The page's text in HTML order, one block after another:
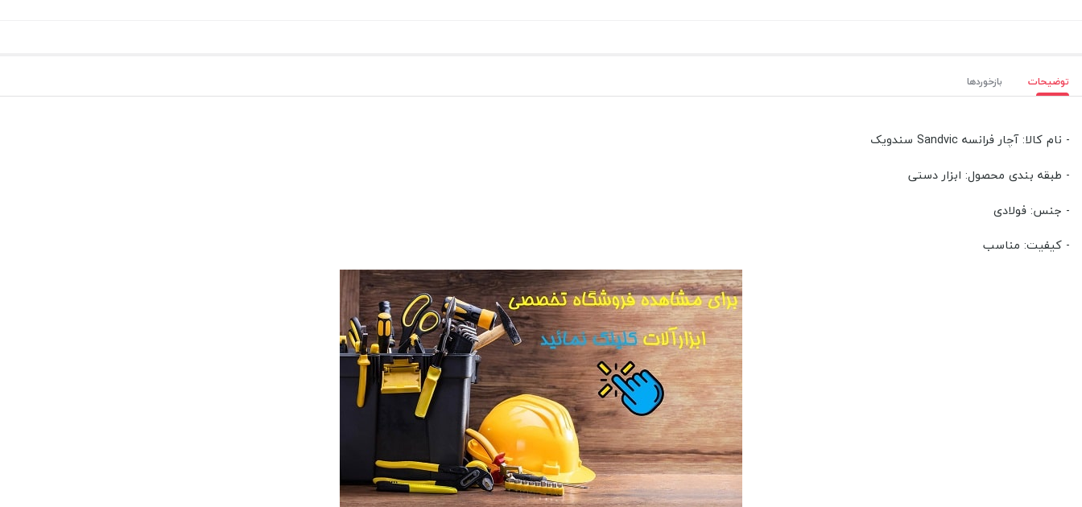
توضیحات بازخوردها
- نام کالا: آچار فرانسه Sandvic سندویک
- طبقه بندی محصول: ابزار دستی
- جنس: فولادی
- کیفیت: مناسب